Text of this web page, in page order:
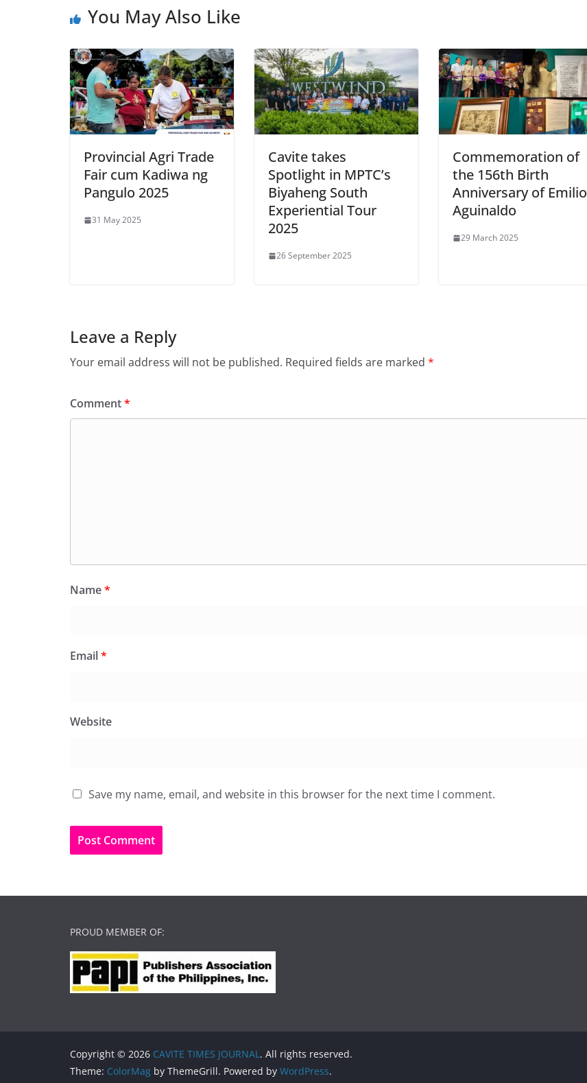
You May Also Like
Provincial Agri Trade
Fair cum Kadiwa ng
Pangulo 2025
31 May 2025
Cavite takes
Spotlight in MPTC’s
Biyaheng South
Experiential Tour
2025
26 September 2025
Commemoration of
the 156th Birth
Anniversary of Emilio
Aguinaldo
29 March 2025
Leave a Reply
Your email address will not be published. Required fields are marked *
Comment*
Name*
Email*
Website
Save my name, email, and website in this browser for the next time I comment.
PROUD MEMBER OF:
Copyright © 2026 CAVITE TIMES JOURNAL. All rights reserved.
Theme: ColorMag by ThemeGrill. Powered by WordPress.